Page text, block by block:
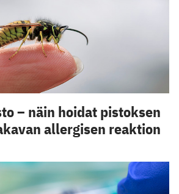
– näin hoidat pistoksen
allergisen reaktion